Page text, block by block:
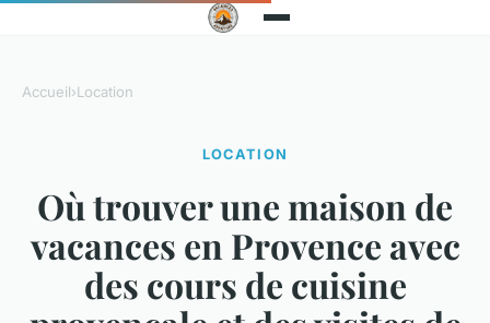
Accueil›Location
LOCATION
Où trouver une maison de
vacances en Provence avec
des cours de cuisine